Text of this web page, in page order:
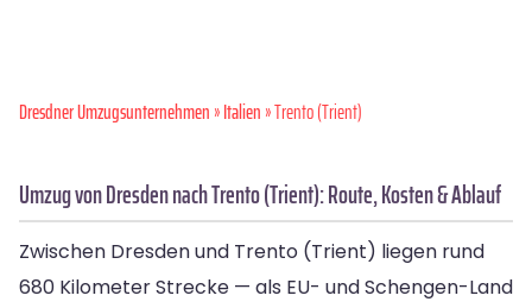
Dresdner Umzugsunternehmen»Italien» Trento (Trient)
Umzug von Dresden nach Trento (Trient): Route, Kosten & Ablauf
Zwischen Dresden und Trento (Trient) liegen rund
680 Kilometer Strecke — als EU- und Schengen-Land